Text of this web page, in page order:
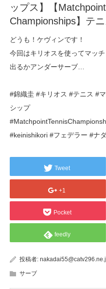
ップス】【
Championships】テ
どうも！ケヴィンです！
今回はキリオスを使ってマッチ
出るかアンダーサーブ…
#錦織圭 #キリオス #テニス #
シップ
#keinishikori #フェデラー #ナ
Tweet
+1
Pocket
feedly
投稿者:
サーブ